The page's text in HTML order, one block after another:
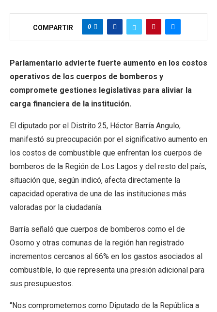
COMPARTIR 0
Parlamentario advierte fuerte aumento en los costos
operativos de los cuerpos de bomberos y
compromete gestiones legislativas para aliviar la
carga financiera de la institución.
El diputado por el Distrito 25, Héctor Barría Angulo,
manifestó su preocupación por el significativo aumento en
los costos de combustible que enfrentan los cuerpos de
bomberos de la Región de Los Lagos y del resto del país,
situación que, según indicó, afecta directamente la
capacidad operativa de una de las instituciones más
valoradas por la ciudadanía.
Barría señaló que cuerpos de bomberos como el de
Osorno y otras comunas de la región han registrado
incrementos cercanos al 66% en los gastos asociados al
combustible, lo que representa una presión adicional para
sus presupuestos.
“Nos comprometemos como Diputado de la República a